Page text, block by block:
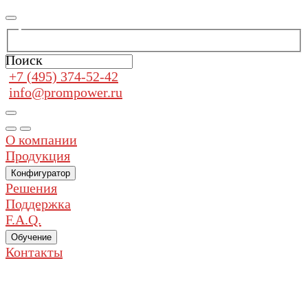
Поиск
+7 (495) 374-52-42
info@prompower.ru
О компании
Продукция
Конфигуратор
Решения
Поддержка
F.A.Q.
Обучение
Контакты